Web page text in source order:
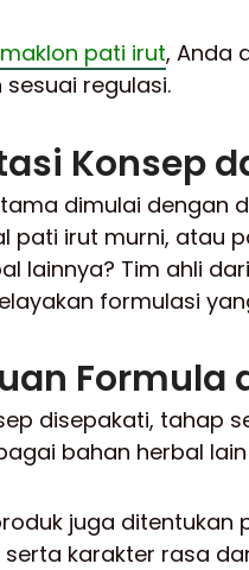
pati irut, Anda
sesuai regulasi.
Konsep
dimulai dengan
pati irut murni, atau
lainnya? Tim ahli
formulasi
Formula
disepakati, tahap
bahan herbal
juga
karakter rasa